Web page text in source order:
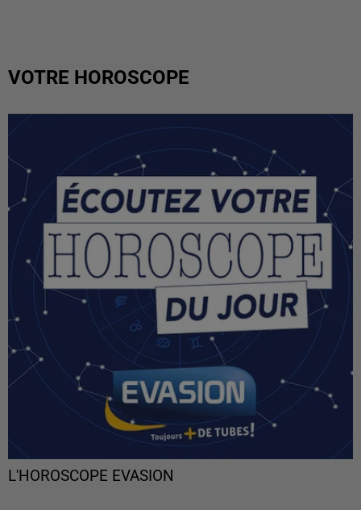
VOTRE HOROSCOPE
L'HOROSCOPE EVASION